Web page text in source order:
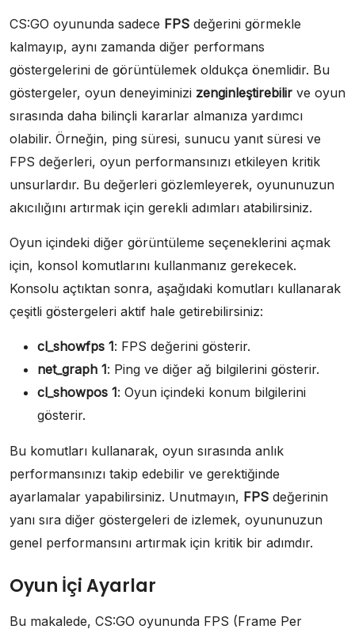
CS:GO oyununda sadece FPS değerini görmekle
kalmayıp, aynı zamanda diğer performans
göstergelerini de görüntülemek oldukça önemlidir. Bu
göstergeler, oyun deneyiminizi zenginleştirebilir ve oyun
sırasında daha bilinçli kararlar almanıza yardımcı
olabilir. Örneğin, ping süresi, sunucu yanıt süresi ve
FPS değerleri, oyun performansınızı etkileyen kritik
unsurlardır. Bu değerleri gözlemleyerek, oyununuzun
akıcılığını artırmak için gerekli adımları atabilirsiniz.
Oyun içindeki diğer görüntüleme seçeneklerini açmak
için, konsol komutlarını kullanmanız gerekecek.
Konsolu açtıktan sonra, aşağıdaki komutları kullanarak
çeşitli göstergeleri aktif hale getirebilirsiniz:
cl_showfps 1: FPS değerini gösterir.
net_graph 1: Ping ve diğer ağ bilgilerini gösterir.
cl_showpos 1: Oyun içindeki konum bilgilerini
gösterir.
Bu komutları kullanarak, oyun sırasında anlık
performansınızı takip edebilir ve gerektiğinde
ayarlamalar yapabilirsiniz. Unutmayın, FPS değerinin
yanı sıra diğer göstergeleri de izlemek, oyununuzun
genel performansını artırmak için kritik bir adımdır.
Oyun İçi Ayarlar
Bu makalede, CS:GO oyununda FPS (Frame Per